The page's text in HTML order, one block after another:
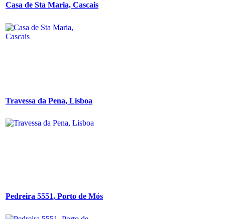
Casa de Sta Maria, Cascais
Travessa da Pena, Lisboa
Pedreira 5551, Porto de Mós